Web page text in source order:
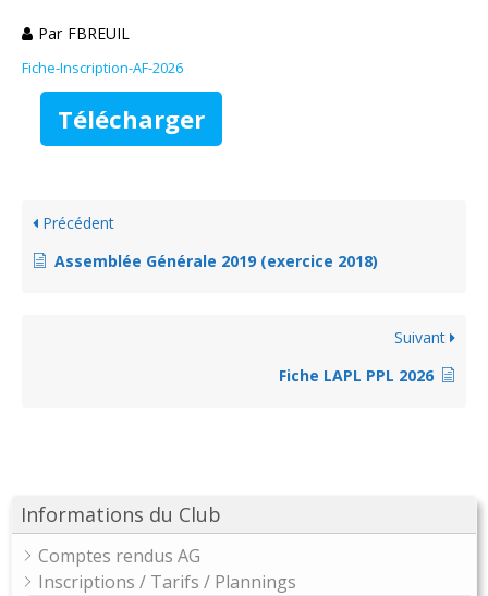
Informations du Club
Comptes rendus AG
Inscriptions / Tarifs / Plannings
Par FBREUIL
Fiche-Inscription-AF-2026
Télécharger
Précédent
Assemblée Générale 2019 (exercice 2018)
Suivant
Fiche LAPL PPL 2026